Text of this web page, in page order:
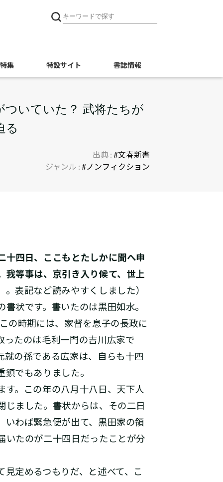
特集 特設サイト 書誌情報
ついていた？ 武将たちが
る
出典 : #文春新書
ジャンル : #ノンフィクション
十四日、ここもとたしかに聞へ申
我等事は、京引き入り候て、世上
表記など読みやすくしました）
状です。書いたのは黒田如水。
の時期には、家督を息子の長政に
たのは毛利一門の吉川広家で
の孫である広家は、自らも十四
でもありました。
。この年の八月十八日、天下人
じました。書状からは、その二日
いわば緊急便が出て、黒田家の領
いたのが二十四日だったことが分
定めるつもりだ、と述べて、こ